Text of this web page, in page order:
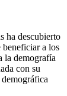
ha descubierto
beneficiar a los
la demografía
con su